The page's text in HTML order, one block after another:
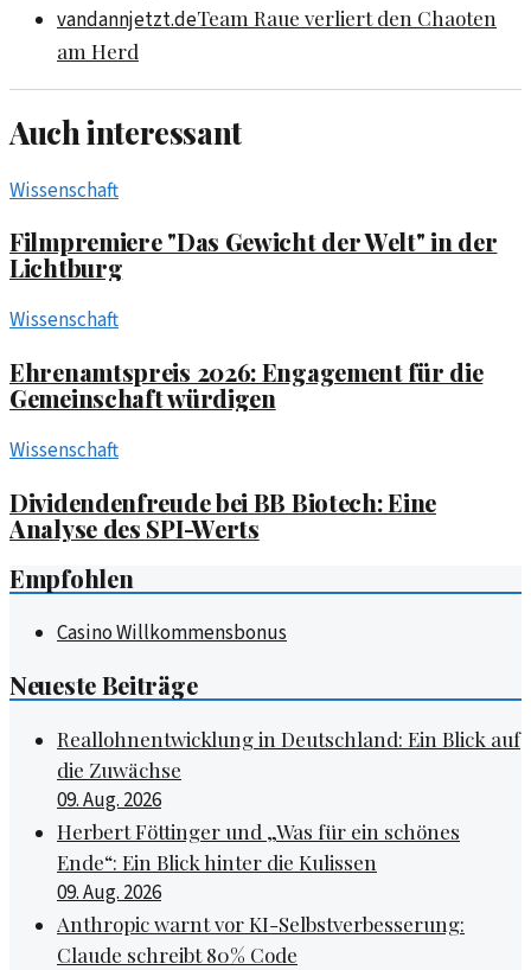
vandannjetzt.deTeam Raue verliert den Chaoten
am Herd
Auch interessant
Wissenschaft
Filmpremiere "Das Gewicht der Welt" in der
Lichtburg
Wissenschaft
Ehrenamtspreis 2026: Engagement für die
Gemeinschaft würdigen
Wissenschaft
Dividendenfreude bei BB Biotech: Eine
Analyse des SPI-Werts
Empfohlen
Casino Willkommensbonus
Neueste Beiträge
Reallohnentwicklung in Deutschland: Ein Blick auf
die Zuwächse
09. Aug. 2026
Herbert Föttinger und „Was für ein schönes
Ende“: Ein Blick hinter die Kulissen
09. Aug. 2026
Anthropic warnt vor KI-Selbstverbesserung:
Claude schreibt 80% Code